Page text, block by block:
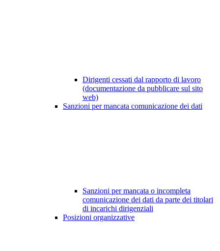
Dirigenti cessati dal rapporto di lavoro
(documentazione da pubblicare sul sito
web)
Sanzioni per mancata comunicazione dei dati
Sanzioni per mancata o incompleta
comunicazione dei dati da parte dei titolari
di incarichi dirigenziali
Posizioni organizzative